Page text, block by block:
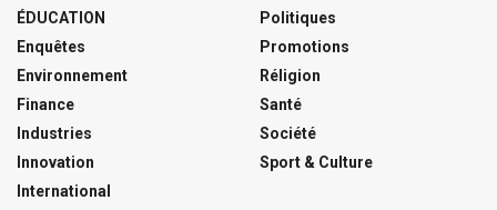
ÉDUCATION
Enquêtes
Environnement
Finance
Industries
Innovation
International
Politiques
Promotions
Réligion
Santé
Société
Sport & Culture